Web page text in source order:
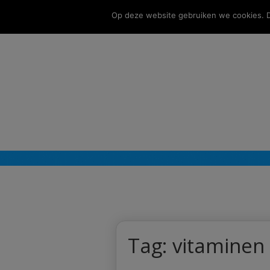
Tag:vitaminen
Op deze website gebruiken we cookies.